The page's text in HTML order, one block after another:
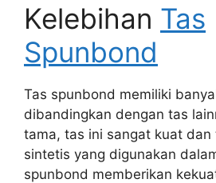
Kelebihan Tas
Spunbond
Tas spunbond memiliki
dibandingkan dengan tas
tama, tas ini sangat kuat dan
sintetis yang digunakan
spunbond memberikan